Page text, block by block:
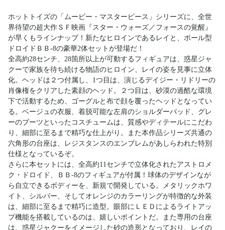
ホットトイズの「ムービー・マスターピース」シリーズに、全世
界待望の超大作ＳＦ映画『スター・ウォーズ／フォースの覚醒』
が早くもラインナップ！新たなヒロインであるレイと、ボール型
ドロイドＢＢ-8の豪華2体セットが登場だ！
全高約28センチ、28箇所以上が可動するフィギュアは、惑星ジャ
クーで家族を待ち続ける物語のヒロイン、レイの姿を見事に立体
化。ヘッドは２つ付属し、1つ目は、演じるデイジー・リドリーの
肖像権をクリアした素顔のヘッド。２つ目は、砂漠の過酷な環境
下で活動するため、ゴーグルと布で顔を覆ったヘッドとなってい
る。ベージュの衣服、着脱可能な左肩のショルダーパッド、グレ
ーのブーツといったコスチュームは、質感やディテールにこだわ
り、細部に至るまで精巧な仕上がり。また本作品シリーズ共通の
六角形の台座は、レジスタンスのエンブレムがあしらわれた特別
仕様となっているぞ。
さらに本セットには、全高約11センチで立体化されたアストロメ
ク・ドロイド、ＢＢ-8のフィギュアが付属！球体のデザインなが
ら自立できるボディーを、新規で開発している。メタリックホワ
イト、シルバー、そしてオレンジのカラーリングが特徴的な外装
は、細部に至るまで精巧に造型。眼部にＬＥＤによるライトアッ
プ機能を搭載しているのは、嬉しいポイントだ。また専用の台座
は、惑星ジャクーをイメージした砂の造形となっており、レイの